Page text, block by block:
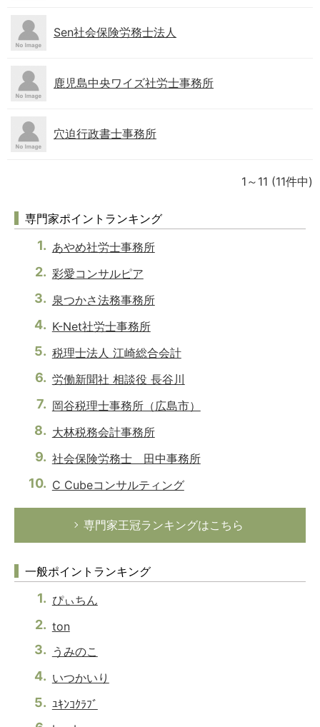
Sen社会保険労務士法人
鹿児島中央ワイズ社労士事務所
穴迫行政書士事務所
1～11 (11件中)
専門家ポイントランキング
あやめ社労士事務所
彩愛コンサルピア
泉つかさ法務事務所
K-Net社労士事務所
税理士法人 江崎総合会計
労働新聞社 相談役 長谷川
岡谷税理士事務所（広島市）
大林税務会計事務所
社会保険労務士 田中事務所
C Cubeコンサルティング
専門家王冠ランキングはこちら
一般ポイントランキング
ぴぃちん
ton
うみのこ
いつかいり
ﾕｷﾝｺｸﾗﾌﾞ